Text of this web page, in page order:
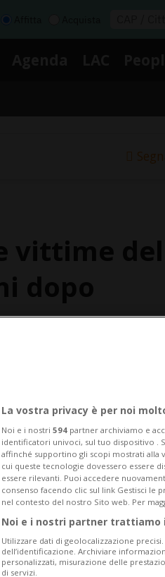
La vostra privacy è per noi
Noi e i nostri 594 partner archiviamo e
identificatori univoci, sul tuo dispositivo .
affinché supportino gli scopi mostrati alla
cui queste tecnologie dovessero essere
essere rilevanti. Puoi accedere
consenso facendo clic sul link Gestisci le
nel contesto del nostro Sito web. Per
Noi e i nostri partner trattiamo
Utilizzare dati di geolocalizzazione
dell’identificazione. Archiviare
personalizzati, misurazione delle
di servizi.